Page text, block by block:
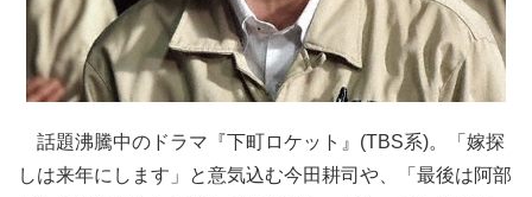
話題沸騰中のドラマ『下町ロケット』(TBS系)。「嫁探
しは来年にします」と意気込む今田耕司や、「最後は阿部